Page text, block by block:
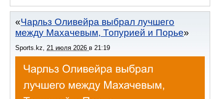
Чарльз Оливейра выбрал лучшего
между Махачевым, Топурией и Порье
Sports.kz, 21 июля 2026 в 21:19